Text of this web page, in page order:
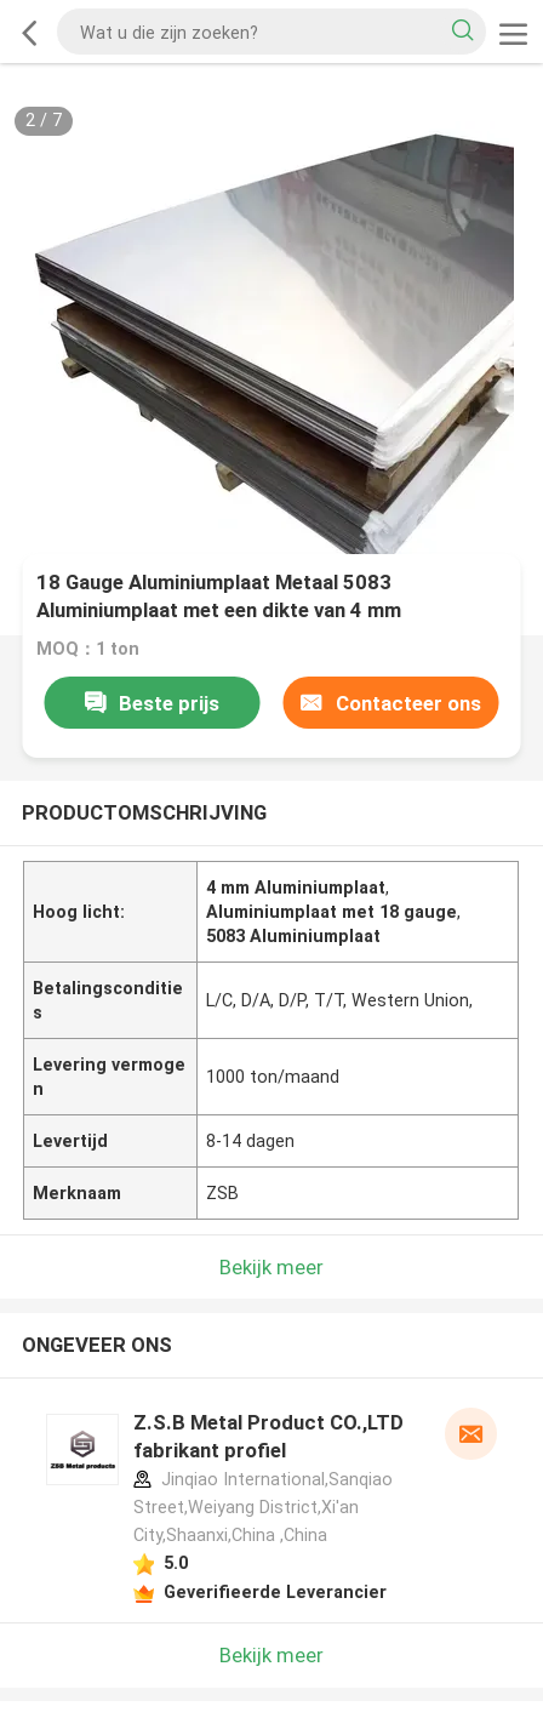
2/ 7
18 Gauge Aluminiumplaat Metaal 5083
Aluminiumplaat met een dikte van 4 mm
MOQ：1 ton
Beste prijs Contacteer ons
PRODUCTOMSCHRIJVING
Hoog licht:
4 mm Aluminiumplaat,
Aluminiumplaat met 18 gauge,
5083 Aluminiumplaat
Betalingsconditie
s
L/C, D/A, D/P, T/T, Western Union,
Levering vermoge
n
1000 ton/maand
Levertijd 8-14 dagen
Merknaam ZSB
Bekijk meer
ONGEVEER ONS
Z.S.B Metal Product CO.,LTD
fabrikant profiel
Jinqiao International,Sanqiao
Street,Weiyang District,Xi'an
City,Shaanxi,China ,China
5.0
Geverifieerde Leverancier
Bekijk meer